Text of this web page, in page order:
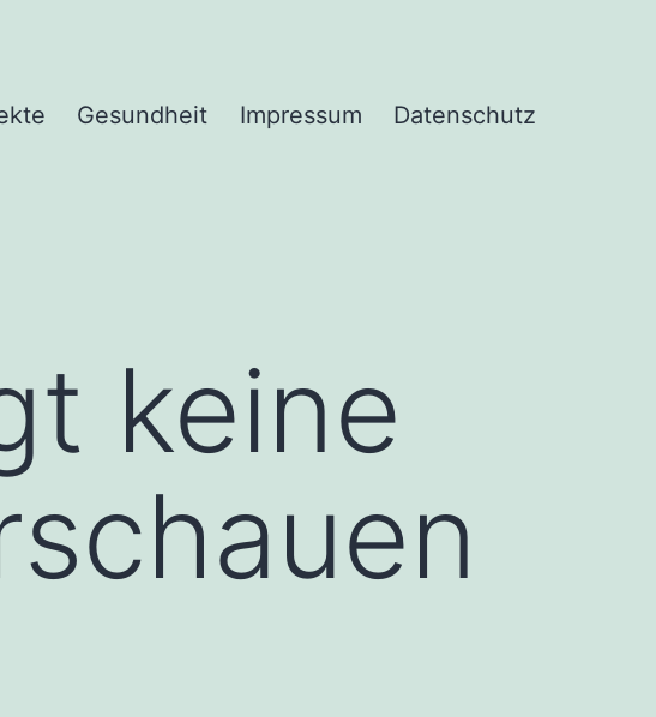
Gesundheit Impressum Datenschutz
keine